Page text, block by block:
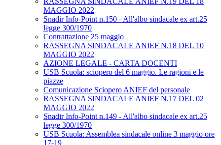
MAGGIO 2022
Snadir Info-Point n.150 - All'albo sindacale ex art.25
legge 300/1970
Contrattazione 25 maggio
RASSEGNA SINDACALE ANIEF N.18 DEL 10
MAGGIO 2022
AZIONE LEGALE - CARTA DOCENTI
USB Scuola: sciopero del 6 maggio. Le ragioni e le
piazze
Comunicazione Sciopero ANIEF del personale
RASSEGNA SINDACALE ANIEF N.17 DEL 02
MAGGIO 2022
Snadir Info-Point n.149 - All'albo sindacale ex art.25
legge 300/1970
USB Scuola: Assemblea sindacale online 3 maggio ore
17-19